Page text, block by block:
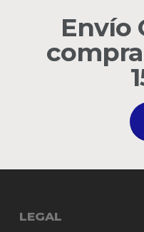
Envío
LEGAL